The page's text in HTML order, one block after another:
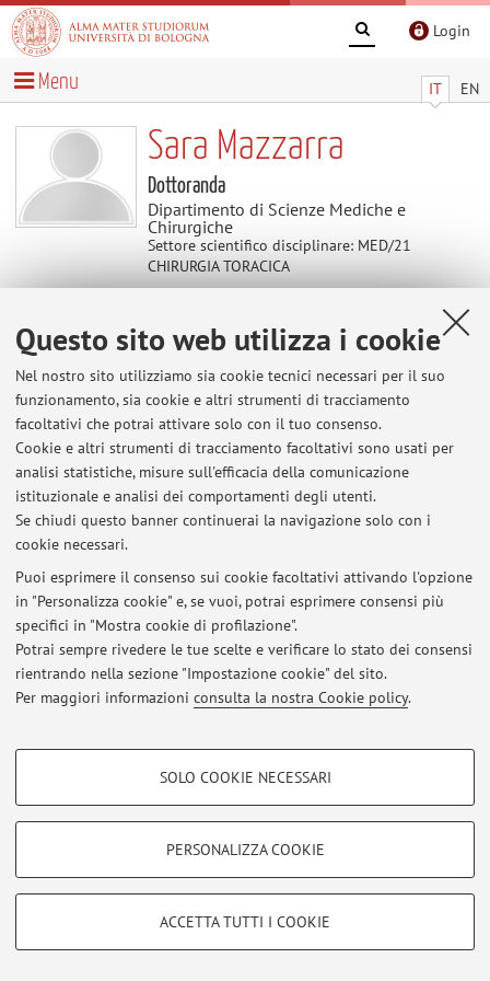
Questo sito web utilizza i cookie
Nel nostro sito utilizziamo sia cookie tecnici necessari per il suo
funzionamento, sia cookie e altri strumenti di tracciamento
facoltativi che potrai attivare solo con il tuo consenso.
Cookie e altri strumenti di tracciamento facoltativi sono usati per
analisi statistiche, misure sull'efficacia della comunicazione
istituzionale e analisi dei comportamenti degli utenti.
Se chiudi questo banner continuerai la navigazione solo con i
cookie necessari.
Puoi esprimere il consenso sui cookie facoltativi attivando l'opzione
in "Personalizza cookie" e, se vuoi, potrai esprimere consensi più
specifici in "Mostra cookie di profilazione".
Potrai sempre rivedere le tue scelte e verificare lo stato dei consensi
rientrando nella sezione "Impostazione cookie" del sito.
Per maggiori informazioni consulta la nostra Cookie policy.
COOKIE DI PROFILAZIONE - FACOLTATIVI
COOKIE TECNICI - NECESSARI
Si tratta di cookie tecnici utilizzati, a titolo esemplificativo, per il corretto
SOLO COOKIE NECESSARI
PERSONALIZZA COOKIE
ACCETTA TUTTI I COOKIE
Login
IT EN
Menu
Sara Mazzarra
Dottoranda
Dipartimento di Scienze Mediche e
Chirurgiche
Settore scientifico disciplinare: MED/21
CHIRURGIA TORACICA
Contatti
E-mail: sara.mazzarra3@unibo.it
Dipartimento di Scienze Mediche e Chirurgiche
Via Massarenti 9, Bologna -Vai alla mappa
Ultimi avvisi
Al momento non sono presenti avvisi.
Accedi tramiteloginper gestire tutti i contenuti del sito.
© 2026 - ALMA MATER STUDIORUM - Università di Bologna - Via
Zamboni, 33 - 40126 Bologna - Partita IVA: 01131710376